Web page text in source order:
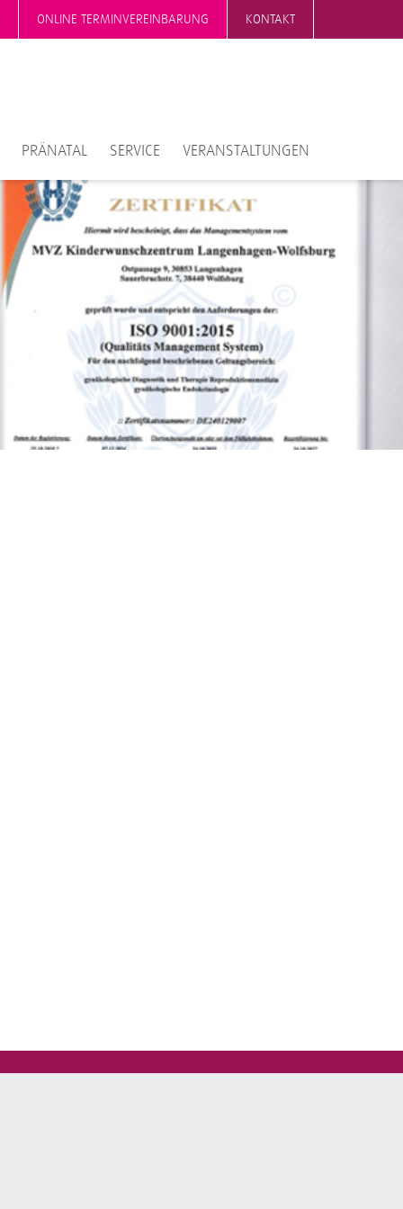
ONLINE TERMINVEREINBARUNG KONTAKT
PRÄNATAL SERVICE VERANSTALTUNGEN